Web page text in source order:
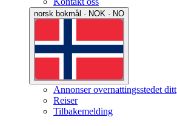
norsk bokmål · NOK · NO
Annonser overnattingsstedet ditt
Reiser
Tilbakemelding